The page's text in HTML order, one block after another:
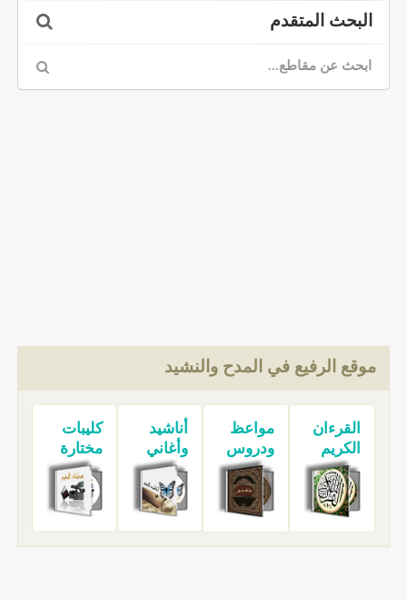
البحث المتقدم
موقع الرفيع في المدح والنشيد
القرءان
الكريم
مواعظ
ودروس
أناشيد
وأغاني
كليبات
مختارة